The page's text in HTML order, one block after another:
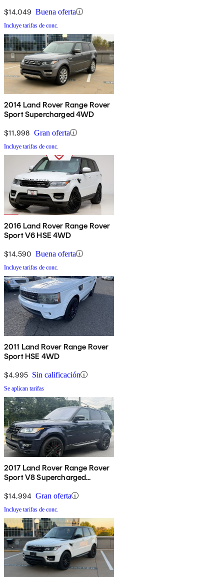
$14,049 Buena oferta
Incluye tarifas de conc.
2014 Land Rover Range Rover
Sport Supercharged 4WD
$11,998 Gran oferta
Incluye tarifas de conc.
2016 Land Rover Range Rover
Sport V6 HSE 4WD
$14,590 Buena oferta
Incluye tarifas de conc.
2011 Land Rover Range Rover
Sport HSE 4WD
$4,995 Sin calificación
Se aplican tarifas
2017 Land Rover Range Rover
Sport V8 Supercharged
$14,994 Gran oferta
Incluye tarifas de conc.